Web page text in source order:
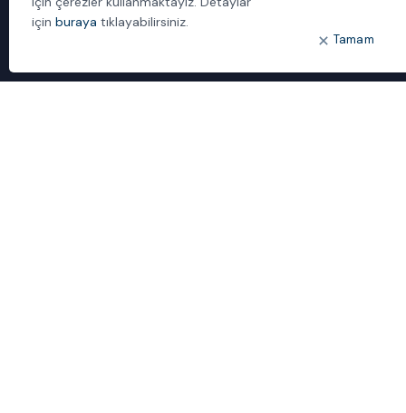
ÖNE ÇIKANLAR
Bulut Dönüşümü
için buraya tıklayabilirsiniz.
Tamam